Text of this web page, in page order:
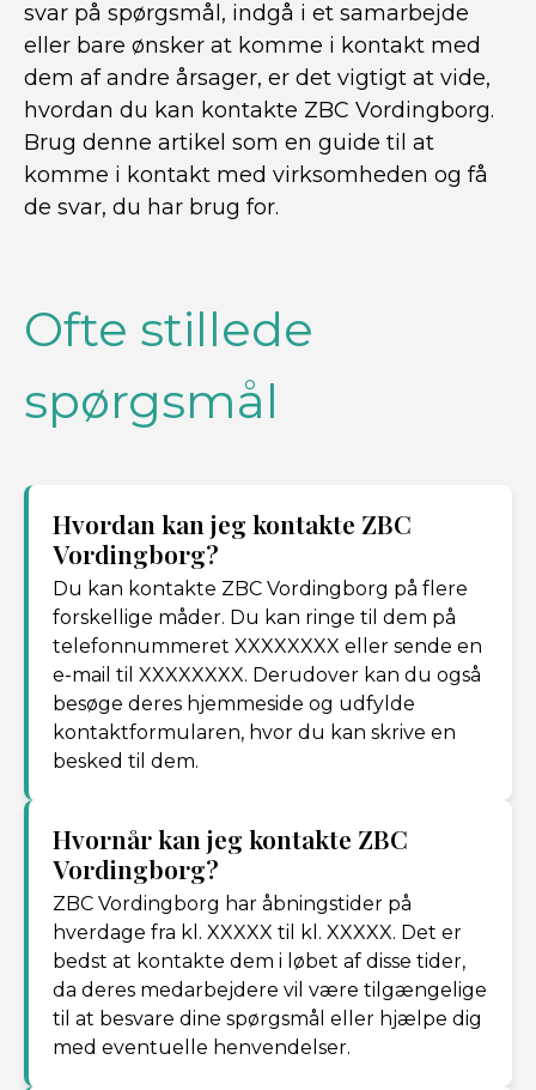
svar på spørgsmål, indgå i et samarbejde
eller bare ønsker at komme i kontakt med
dem af andre årsager, er det vigtigt at vide,
hvordan du kan kontakte ZBC Vordingborg.
Brug denne artikel som en guide til at
komme i kontakt med virksomheden og få
de svar, du har brug for.
Ofte stillede
spørgsmål
Hvordan kan jeg kontakte ZBC
Vordingborg?
Du kan kontakte ZBC Vordingborg på flere
forskellige måder. Du kan ringe til dem på
telefonnummeret XXXXXXXX eller sende en
e-mail til XXXXXXXX. Derudover kan du også
besøge deres hjemmeside og udfylde
kontaktformularen, hvor du kan skrive en
besked til dem.
Hvornår kan jeg kontakte ZBC
Vordingborg?
ZBC Vordingborg har åbningstider på
hverdage fra kl. XXXXX til kl. XXXXX. Det er
bedst at kontakte dem i løbet af disse tider,
da deres medarbejdere vil være tilgængelige
til at besvare dine spørgsmål eller hjælpe dig
med eventuelle henvendelser.